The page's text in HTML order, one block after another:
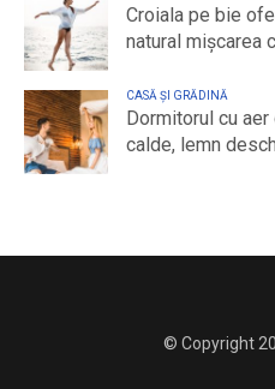
Croiala pe bie
natural mișcarea
CASĂ ȘI GRĂDINĂ
Dormitorul cu
calde, lemn
© Copyright